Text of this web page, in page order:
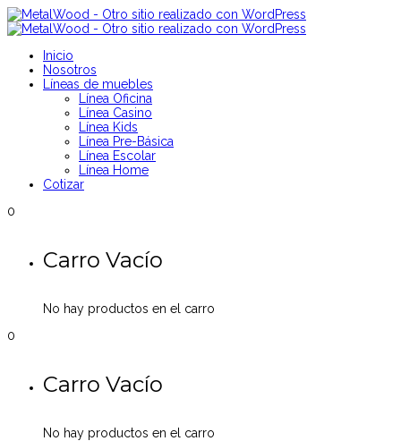
Inicio
Nosotros
Líneas de muebles
Línea Oficina
Línea Casino
Línea Kids
Línea Pre-Básica
Línea Escolar
Línea Home
Cotizar
0
Carro Vacío
No hay productos en el carro
0
Carro Vacío
No hay productos en el carro